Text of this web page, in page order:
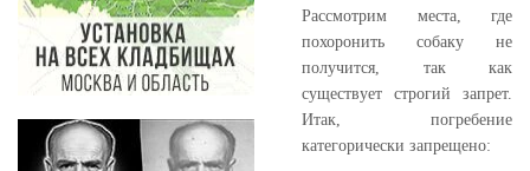
Рассмотрим места, где
похоронить собаку не
получится, так как
существует строгий запрет.
Итак, погребение
категорически запрещено: